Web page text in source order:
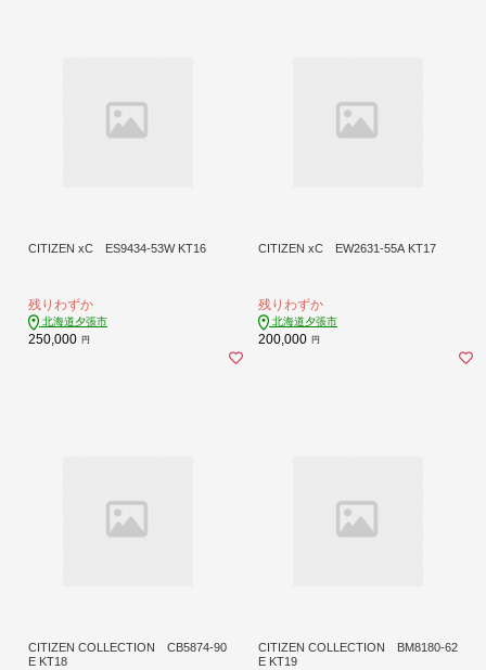
CITIZEN xC ES9434-53W KT16
残りわずか
北海道夕張市
250,000 円
CITIZEN xC EW2631-55A KT17
残りわずか
北海道夕張市
200,000 円
CITIZEN COLLECTION CB5874-90
E KT18
CITIZEN COLLECTION BM8180-62
E KT19